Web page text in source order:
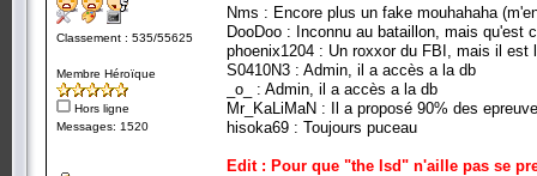
Classement : 535/55625
Membre Héroïque
Hors ligne
Messages: 1520
Nms : Encore plus un fake mouhahaha
DooDoo : Inconnu au bataillon, mais qu'est
phoenix1204 : Un roxxor du FBI, mais il
S0410N3 : Admin, il a accès a la db
_o_ : Admin, il a accès a la db
Mr_KaLiMaN : Il a proposé 90% des
hisoka69 : Toujours puceau
Edit : Pour que "the lsd" n'aille pas se